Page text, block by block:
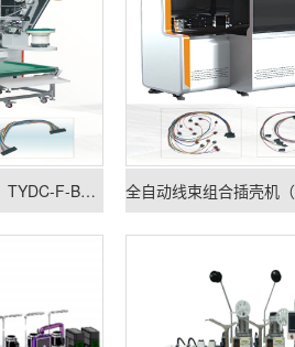
全自动双端插胶壳机（设备型号：TYDC-F-B602）